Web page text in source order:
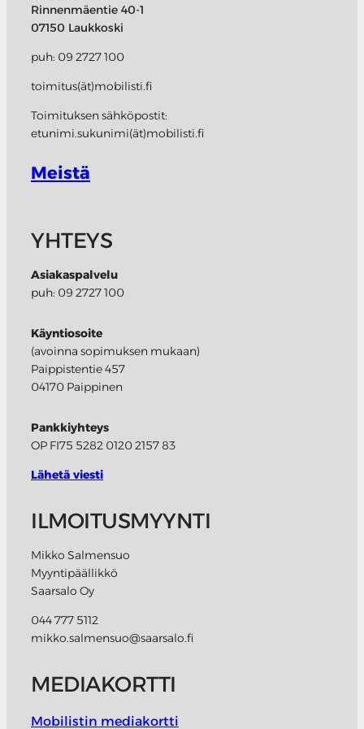
Rinnenmäentie 40-1
07150 Laukkoski
puh: 09 2727 100
toimitus(ät)mobilisti.fi
Toimituksen sähköpostit:
etunimi.sukunimi(ät)mobilisti.fi
Meistä
YHTEYS
Asiakaspalvelu
puh: 09 2727 100
Käyntiosoite
(avoinna sopimuksen mukaan)
Paippistentie 457
04170 Paippinen
Pankkiyhteys
OP FI75 5282 0120 2157 83
Lähetä viesti
ILMOITUSMYYNTI
Mikko Salmensuo
Myyntipäällikkö
Saarsalo Oy
044 777 5112
mikko.salmensuo@saarsalo.fi
MEDIAKORTTI
Mobilistin mediakortti